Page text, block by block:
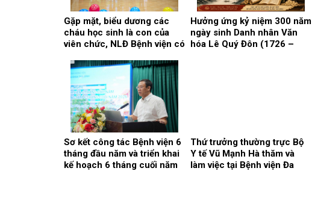
Gặp mặt, biểu dương các
cháu học sinh là con của
viên chức, NLĐ Bệnh viện có
năm học 2025 – 2026.
Hưởng ứng kỷ niệm 300 năm
ngày sinh Danh nhân Văn
hóa Lê Quý Đôn (1726 –
Sơ kết công tác Bệnh viện 6
tháng đầu năm và triển khai
kế hoạch 6 tháng cuối năm
Thứ trưởng thường trực Bộ
Y tế Vũ Mạnh Hà thăm và
làm việc tại Bệnh viện Đa